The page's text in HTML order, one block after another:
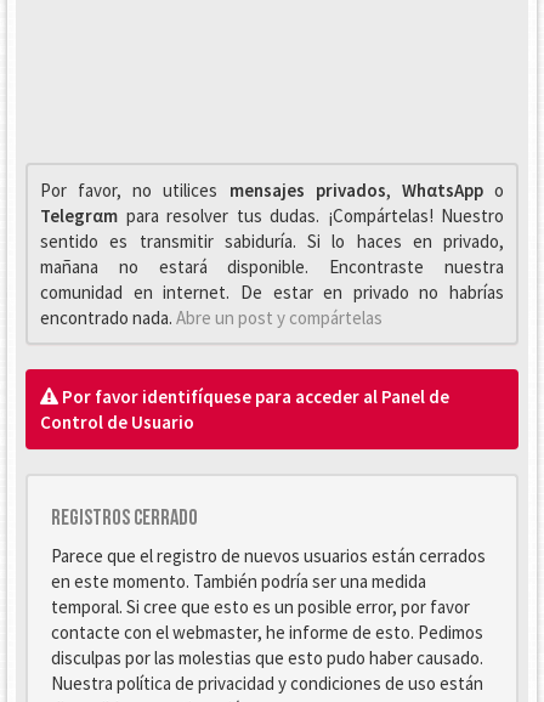
Por favor, no utilices mensajes privados, WhαtsAppo
Telegrαm para resolver tus dudas. ¡Compártelas! Nuestro
sentido es transmitir sabiduría. Si lo haces en privado,
mañana no estará disponible. Encontraste nuestra
comunidad en internet. De estar en privado no habrías
encontrado nada. Abre un post y compártelas
Por favor identifíquese para acceder al Panel de
Control de Usuario
Registros cerrado
Parece que el registro de nuevos usuarios están cerrados
en este momento. También podría ser una medida
temporal. Si cree que esto es un posible error, por favor
contacte con el webmaster, he informe de esto. Pedimos
disculpas por las molestias que esto pudo haber causado.
Nuestra política de privacidad y condiciones de uso están